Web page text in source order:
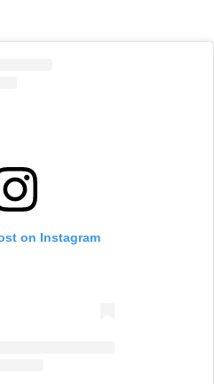
on Instagram